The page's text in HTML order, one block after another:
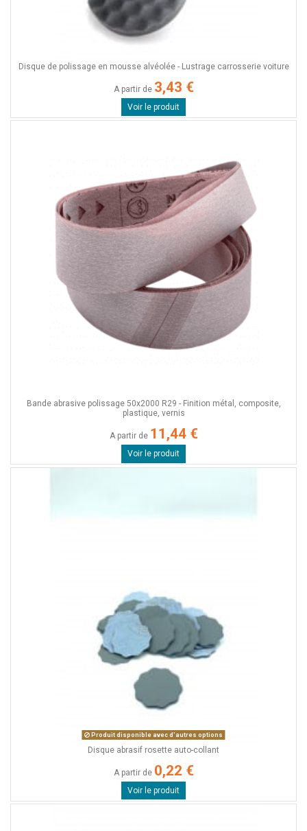
Disque de polissage en mousse alvéolée - Lustrage carrosserie voiture
A partir de 3,43 €
Voir le produit
Bande abrasive polissage 50x2000 R29 - Finition métal, composite,
plastique, vernis
A partir de 11,44 €
Voir le produit
Produit disponible avec d'autres options
Disque abrasif rosette auto-collant
A partir de 0,22 €
Voir le produit